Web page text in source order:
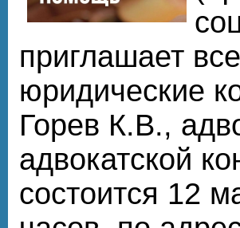
приглашает
юридические
Горев К.В.,
адвокатской
состоится 12